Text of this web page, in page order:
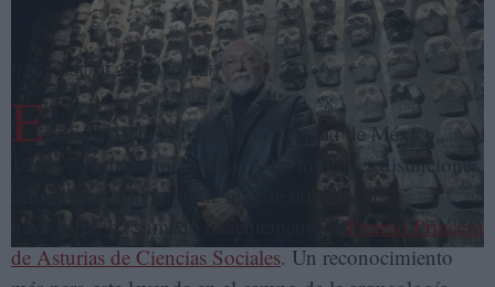
El arqueólogo Eduardo Matos Moctezuma, en el Museo del Templo
Mayor de Ciudad de México. INAH/HÉCTOR MONTAÑO
17 DE AGOSTO DE 2022 (07:00 CET)
E duardo Matos Moctezuma (Ciudad de México,
1940) está de enhorabuena. A las múltiples distinciones
acumuladas a lo largo de más de 60 años de
trayectoria, ha sumado recientemente elPremio Princesa
de Asturias de Ciencias Sociales. Un reconocimiento